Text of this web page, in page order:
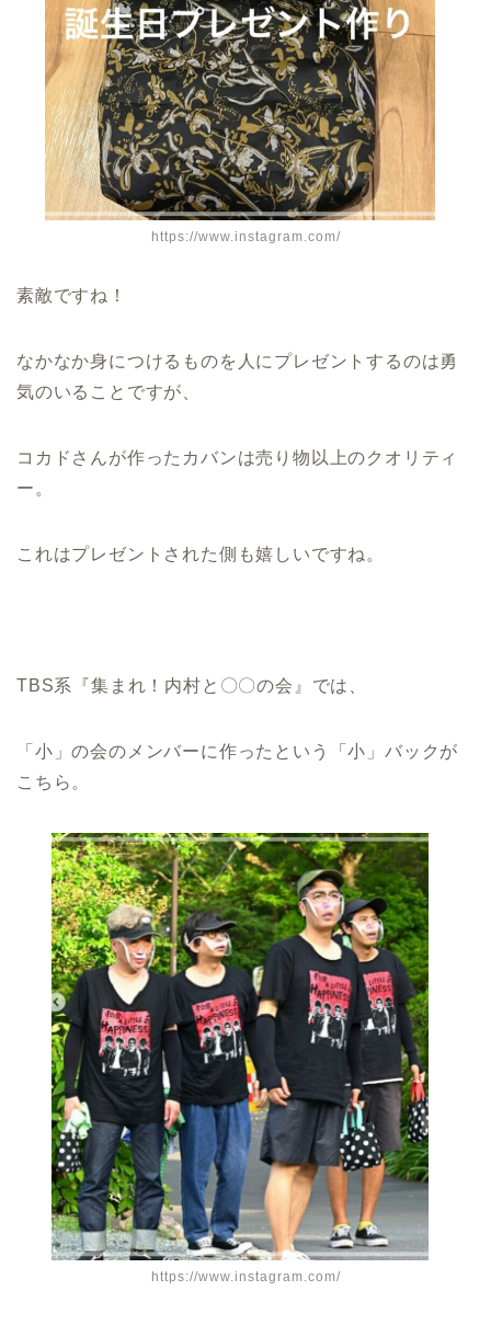
https://www.instagram.com/
素敵ですね！
なかなか身につけるものを人にプレゼントするのは勇
気のいることですが、
コカドさんが作ったカバンは売り物以上のクオリティ
ー。
これはプレゼントされた側も嬉しいですね。
TBS系『集まれ！内村と〇〇の会』では、
「小」の会のメンバーに作ったという「小」バックが
こちら。
https://www.instagram.com/